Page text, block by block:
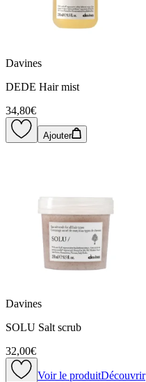
Davines
DEDE Hair mist
34,80€
Ajouter
Davines
SOLU Salt scrub
32,00€
Voir le produitDécouvrir